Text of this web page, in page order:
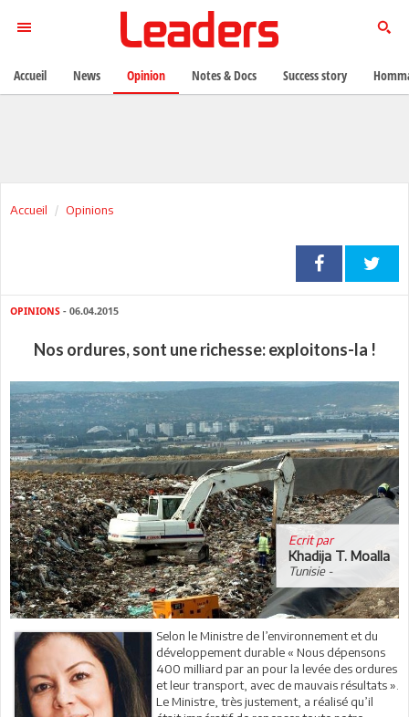
Accueil Opinions
OPINIONS - 06.04.2015
Nos ordures, sont une richesse: exploitons-la !
Ecrit par
Khadija T. Moalla
Tunisie -
Selon le Ministre de l’environnement et du
développement durable « Nous dépensons
400 milliard par an pour la levée des ordures
et leur transport, avec de mauvais résultats ».
Le Ministre, très justement, a réalisé qu’il
Accueil News Opinion Notes & Docs Success story